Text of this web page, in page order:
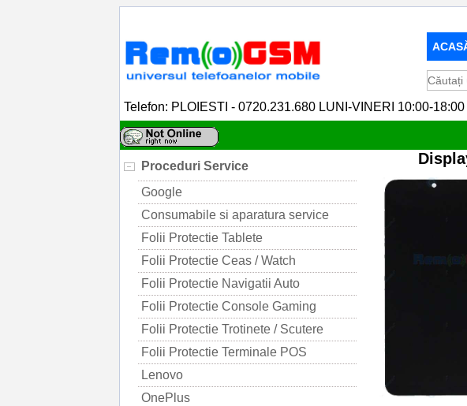
Telefon: PLOIESTI - 0720.231.680 LUNI-VINERI 10:00-18:00
Proceduri Service
Google
Consumabile si aparatura service
Folii Protectie Tablete
Folii Protectie Ceas / Watch
Folii Protectie Navigatii Auto
Folii Protectie Console Gaming
Folii Protectie Trotinete / Scutere
Folii Protectie Terminale POS
Lenovo
OnePlus